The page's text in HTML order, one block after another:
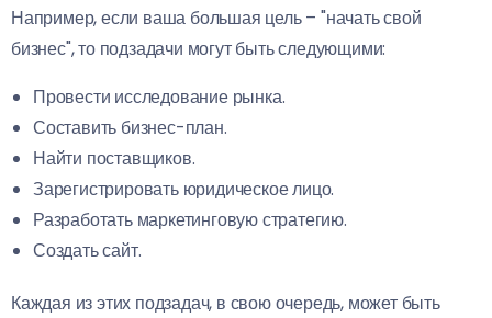
Например, если ваша большая цель – "начать свой
бизнес", то подзадачи могут быть следующими:
Провести исследование рынка.
Составить бизнес-план.
Найти поставщиков.
Зарегистрировать юридическое лицо.
Разработать маркетинговую стратегию.
Создать сайт.
Каждая из этих подзадач, в свою очередь, может быть